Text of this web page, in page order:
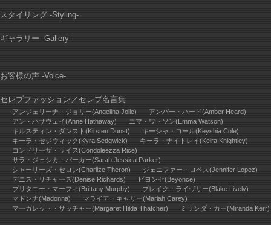
スタイリング -Styling-
ギャラリー -Gallery-
お客様の声 -Voice-
セレブファッション ／ セレブ名言集
アンジェリーナ・ジョリー(Angelina Jolie)
アンバー・ハード(Amber Heard)
アン・ハサウェイ(Anne Hathaway)
エマ・ワトソン(Emma Watson)
キルスティン・ダンスト(Kirsten Dunst)
キーシャ・コール(Keyshia Cole)
キーラ・セジウィック(Kyra Sedgwick)
キーラ・ナイトレイ(Keira Knightley)
コンドリーザ・ライス(Condoleezza Rice)
サラ・ジェシカ・パーカー(Sarah Jessica Parker)
シャーリーズ・セロン(Charlize Theron)
ジェニファー・ロペス(Jennifer Lopez)
デニス・リチャーズ(Denise Richards)
ビヨンセ(Beyonce)
ブリタニー・マーフィ(Brittany Murphy)
ブレイク・ライヴリー(Blake Lively)
マドンナ(Madonna)
マライア・キャリー(Mariah Carey)
マーガレット・サッチャー(Margaret Hilda Thatcher)
ミランダ・カー(Miranda Kerr)